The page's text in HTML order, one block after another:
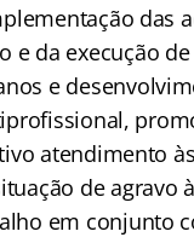
das
e da execução
e
atendimento
de agravo
em conjunto